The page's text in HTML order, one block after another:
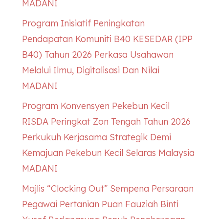
MADANI
Program Inisiatif Peningkatan
Pendapatan Komuniti B40 KESEDAR(IPP
B40) Tahun 2026 Perkasa Usahawan
Melalui Ilmu, Digitalisasi Dan Nilai
MADANI
Program Konvensyen Pekebun Kecil
RISDA Peringkat Zon Tengah Tahun 2026
Perkukuh Kerjasama Strategik Demi
Kemajuan Pekebun Kecil Selaras Malaysia
MADANI
Majlis “Clocking Out” Sempena Persaraan
Pegawai Pertanian Puan Fauziah Binti